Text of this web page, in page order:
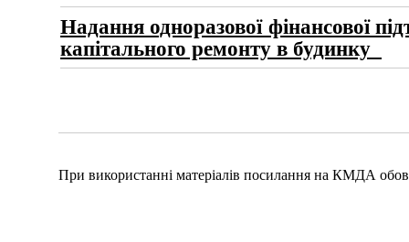
Надання одноразової фінансової
капітального ремонту в будинку
При використанні матеріалів посилання на КМДА